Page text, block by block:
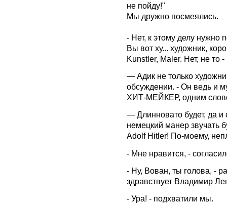
не пойду!"
Мы дружно посмеялись.
- Нет, к этому делу нужно
Вы вот ху... художник,
Kunstler, Maler. Нет, не то
— Адик не только
обсуждении. - Он ведь и
ХИТ-МЕЙКЕР, одним
— Длинновато будет, да и
немецкий манер звучать
Adolf Hitler! По-моему,
- Мне нравится, -
- Ну, Вован, ты голова, -
здравствует Владимир
- Ура! - подхватили мы.